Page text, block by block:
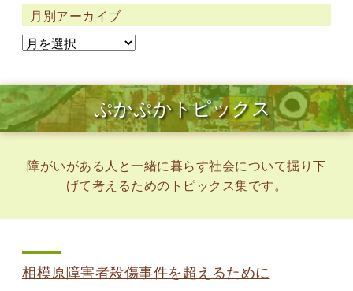
月別アーカイブ
ぷかぷかトピックス
障がいがある人と一緒に暮らす社会について掘り下
げて考えるためのトピックス集です。
相模原障害者殺傷事件を超えるために